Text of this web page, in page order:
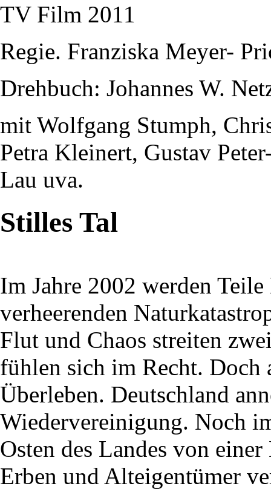
TV Film 2011
Regie. Franziska Meyer-
Drehbuch: Johannes W.
mit Wolfgang Stumph,
Petra Kleinert, Gustav
Lau uva.
Stilles Tal
Im Jahre 2002 werden
verheerenden
Flut und Chaos streiten
fühlen sich im Recht. Doch
Überleben. Deutschland
Wiedervereinigung. Noch
Osten des Landes von
Erben und Alteigentümer